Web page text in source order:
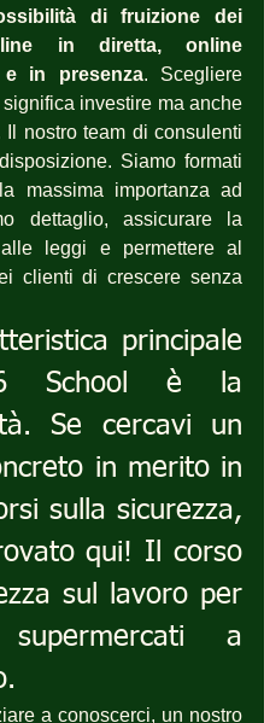
di fruizione dei
in diretta, online
in presenza. Scegliere
investire ma anche
Il nostro team di consulenti
Siamo formati
massima importanza ad
dettaglio, assicurare la
leggi e permettere al
clienti di crescere senza
principale
School è la
Se cercavi un
in merito in
sulla sicurezza,
qui! Il corso
sul lavoro per
supermercati a
a conoscerci, un nostro